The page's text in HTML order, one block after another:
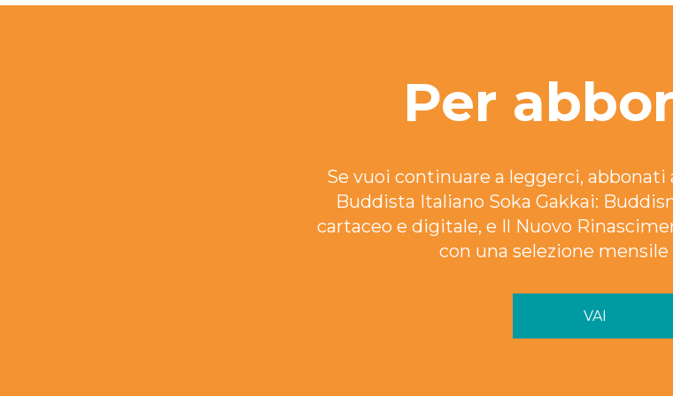
Per
Se vuoi continuare a leggerci,
Buddista Italiano Soka Gakkai:
cartaceo e digitale, e Il Nuovo
con una selezione mensile
VAI